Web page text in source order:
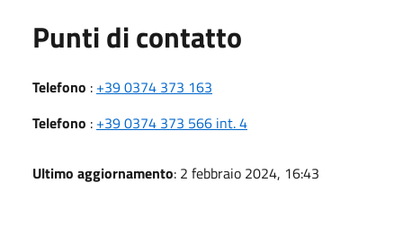
Punti di contatto
Telefono : +39 0374 373 163
Telefono : +39 0374 373 566 int. 4
Ultimo aggiornamento: 2 febbraio 2024, 16:43